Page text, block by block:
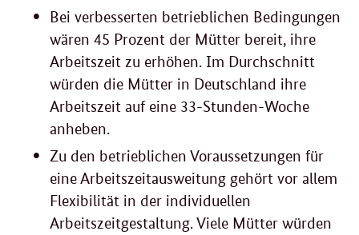
Bei verbesserten betrieblichen Bedingungen
wären 45 Prozent der Mütter bereit, ihre
Arbeitszeit zu erhöhen. Im Durchschnitt
würden die Mütter in Deutschland ihre
Arbeitszeit auf eine 33-Stunden-Woche
anheben.
Zu den betrieblichen Voraussetzungen für
eine Arbeitszeitausweitung gehört vor allem
Flexibilität in der individuellen
Arbeitszeitgestaltung. Viele Mütter würden